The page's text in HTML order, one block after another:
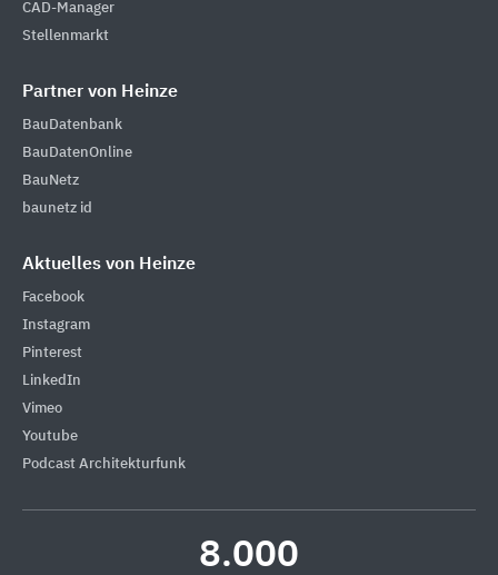
CAD-Manager
Stellenmarkt
Partner von Heinze
BauDatenbank
BauDatenOnline
BauNetz
baunetz id
Aktuelles von Heinze
Facebook
Instagram
Pinterest
LinkedIn
Vimeo
Youtube
Podcast Architekturfunk
8.000